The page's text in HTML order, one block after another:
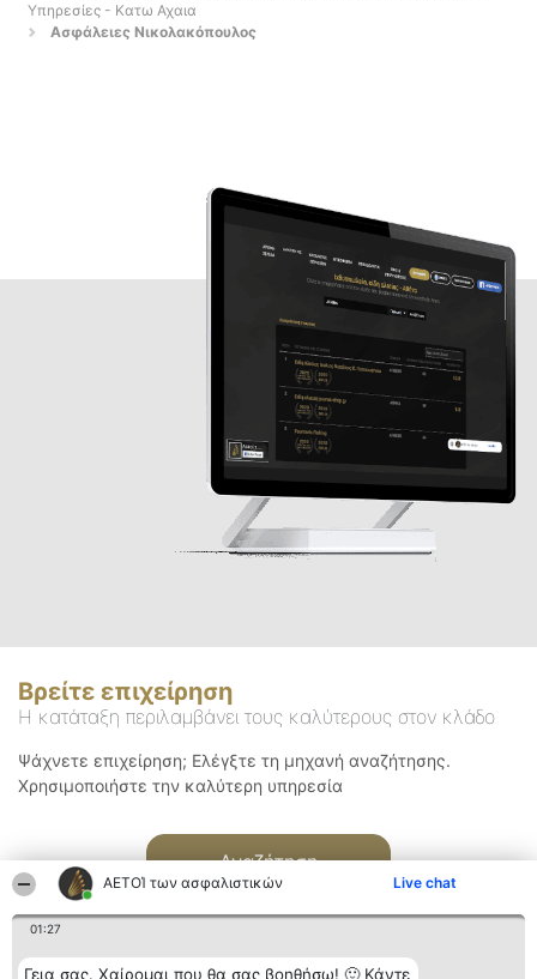
ΑΕΤΟΊ των ασφαλιστικών Live chat
01:27
Γεια σας. Χαίρομαι που θα σας βοηθήσω! 🙂 Κάντε
Υπηρεσίες - Κατω Αχαια
Ασφάλειες Νικολακόπουλος
Βρείτε επιχείρηση
Η κατάταξη περιλαμβάνει τους καλύτερους στον κλάδο
Ψάχνετε επιχείρηση; Ελέγξτε τη μηχανή αναζήτησης.
Χρησιμοποιήστε την καλύτερη υπηρεσία
Αναζήτηση